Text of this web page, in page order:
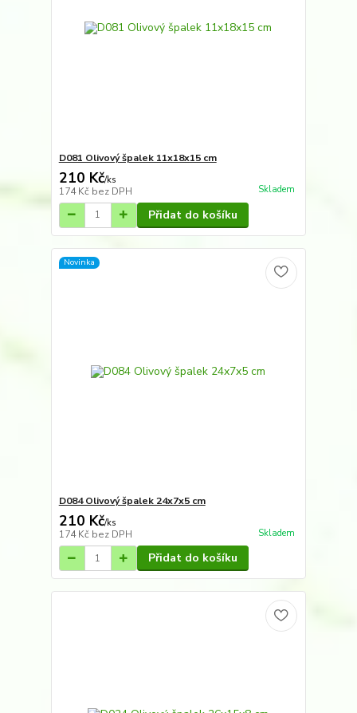
D081 Olivový špalek 11x18x15 cm
210 Kč/ks
174 Kč bez DPH Skladem
Přidat do košíku
Novinka
D084 Olivový špalek 24x7x5 cm
210 Kč/ks
174 Kč bez DPH Skladem
Přidat do košíku